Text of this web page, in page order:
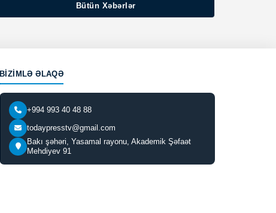
Bütün Xəbərlər
BIZIMLƏ ƏLAQƏ
+994 993 40 48 88
todaypresstv@gmail.com
Bakı şəhəri, Yasamal rayonu, Akademik Şəfaət
Mehdiyev 91